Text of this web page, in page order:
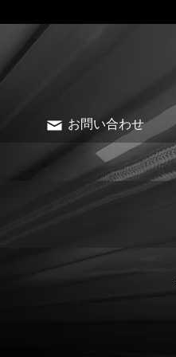
お問い合わせ